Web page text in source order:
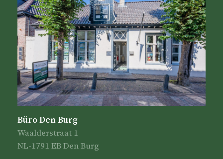
Büro Den Burg
Waalderstraat 1
NL-1791 EB Den Burg